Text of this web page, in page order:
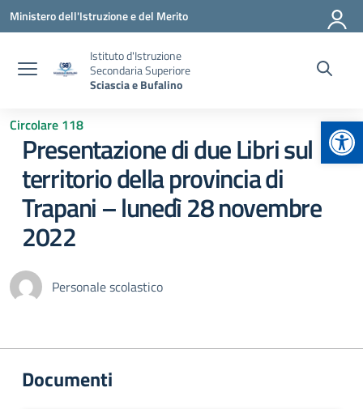
Vai ai contenuti
Vai al menu di navigazione
Vai al footer
Ministero dell'Istruzione e del Merito
Istituto d'Istruzione
Secondaria Superiore
Sciascia e Bufalino
Circolare 118
Presentazione di due Libri sul
territorio della provincia di
Trapani – lunedì 28 novembre
2022
Personale scolastico
Documenti